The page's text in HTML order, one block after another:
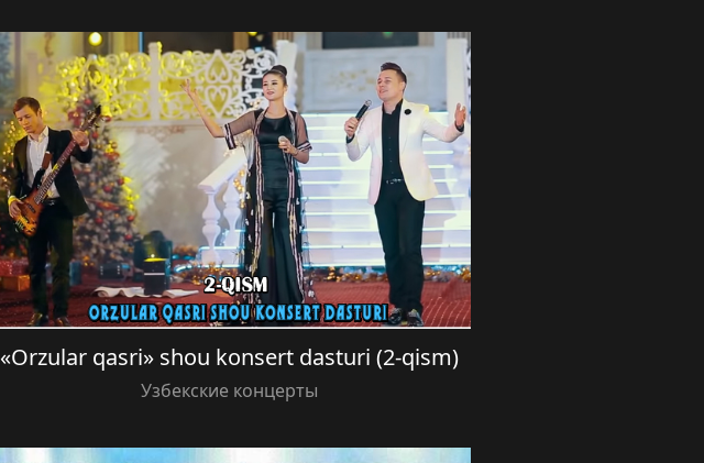
«Orzular qasri» shou konsert dasturi (2-qism)
Узбекские концерты